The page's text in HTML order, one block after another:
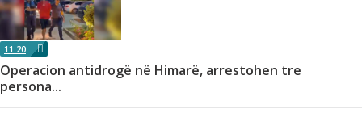
11:20
Operacion antidrogë në Himarë, arrestohen tre
persona...